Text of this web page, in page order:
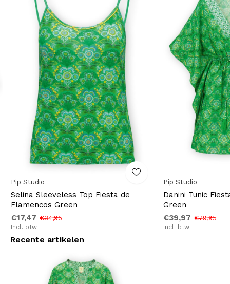
Pip Studio
Selina Sleeveless Top Fiesta de
Flamencos Green
€17,47 €34,95
Incl. btw
Pip Studio
Danini Tunic
Green
€39,97 €79,95
Incl. btw
Recente artikelen